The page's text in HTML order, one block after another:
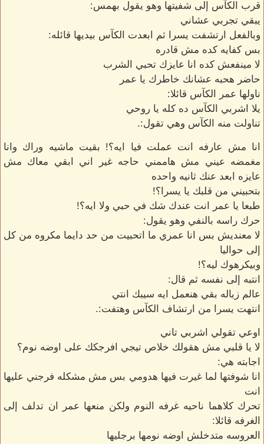
قرب الكآس إلى شفيتها وهو يقول بهمس:
يبقي تجربي عشاني
وبالفعل ارتشفت يسرا ثم ابعدت الكآس بيديها قائله:
بس كفايه كده مش قادره
لا مينفعش كده انا عايزك تحبي الشرب
حاضر هحبه عشانك خاطرك يا عمر
ناولها عمر الكآس قائلا:
يلا اشربي الكآس ده كله يا روحي
تناولت منه الكآس وهي تقول:.
انا مش عارفه انت عملت فيا ايه؟! بقيت ماشيه وراك وانا
مغمضه عيني مش هاممني حاجه غير اني ابقي معاك مش
عايزه ابعد عنك ثانيه واحده
بتحبيني من قلبك يا يسرا؟!
طبعا يا عمر انت عندك شك في حبي ولا ايه؟!
حرك راسه بالنفي وهو يقول:
لا معنديش بس انا عمري ما اتحبيت من حد دايما مكروه من كل
إلى حواليا
وبيكرهوك ليه؟!
انتبه إلى نفسه ثم قال:
عالم زباله بقي هنعمل ايه سيبك انتي
انتهت يسرا من ارتشاف الكآس وهتفت:.
اوعي تقولي اشربي تاني
لا يا قلبي مش هقولك خلاص تيجي افرجكك على اوضه نوم؟
اجابته هي:
انا شوفتها لما غيرت فيها هدومي بس مش مشكله فرجني عليها
انت
تحرك كلاهما ناحيه غرفه النوم ولكن منعها عمر ان تدلف إلى
الغرفه قائلا:
العروسه متدخلش اوضه نومها برجليها